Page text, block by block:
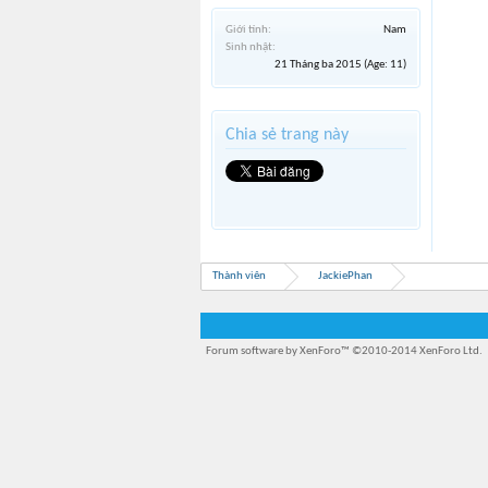
Giới tính:
Nam
Sinh nhật:
21 Tháng ba 2015 (Age: 11)
Chia sẻ trang này
Thành viên JackiePhan
Forum software by XenForo™ ©2010-2014 XenForo Ltd.